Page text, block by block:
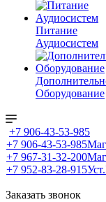
Питание
Аудиосистем
Оборудование
+7 906-43-53-985
+7 906-43-53-985
+7 967-31-32-200
+7 952-83-28-915
Заказать звонок